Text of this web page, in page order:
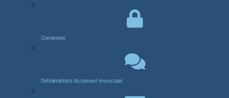
Connexion
Délibérations du conseil municipal